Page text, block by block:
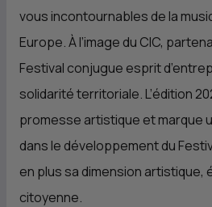
vous incontournables de la
Europe. À l’image du CIC,
Festival conjugue esprit
solidarité territoriale. L’édition
promesse artistique et marque
dans le développement du
en plus sa dimension artistique,
citoyenne.